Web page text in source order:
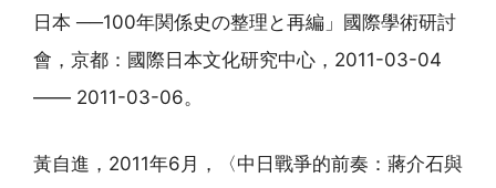
日本 ──100年関係史の整理と再編」國際學術研討
會，京都：國際日本文化研究中心，2011-03-04
—— 2011-03-06。
黃自進，2011年6月，〈中日戰爭的前奏：蔣介石與